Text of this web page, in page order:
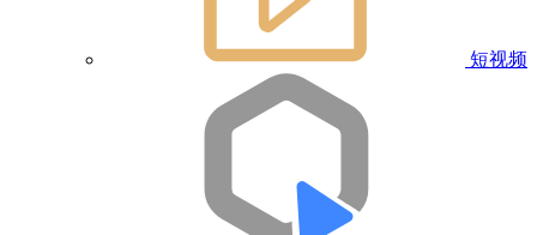
短视频